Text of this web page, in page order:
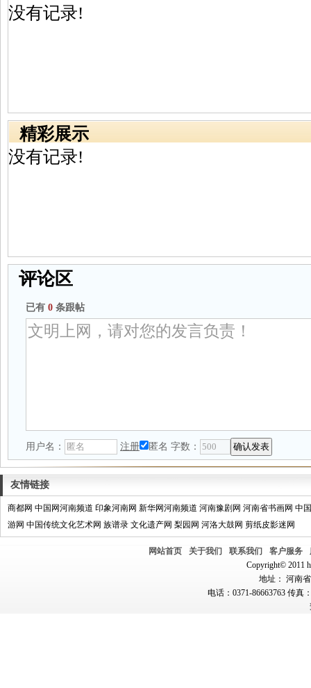
没有记录!
精彩展示
没有记录!
评论区
已有 0 条跟帖
用户名： 注册 匿名 字数：
友情链接
商都网 中国网河南频道 印象河南网 新华网河南频道 河南豫剧网 河南省书画网 中
游网 中国传统文化艺术网 族谱录 文化遗产网 梨园网 河洛大鼓网 剪纸皮影迷网
网站首页 关于我们 联系我们 客户服务
Copyright© 2011
地址： 河南
电话：0371-86663763 传真